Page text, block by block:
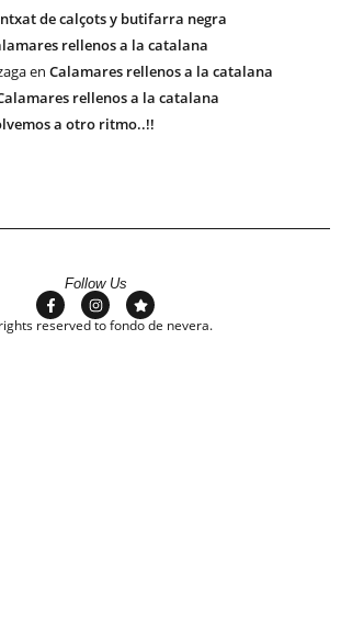
de calçots y butifarra negra
rellenos a la catalana
en Calamares rellenos a la catalana
rellenos a la catalana
a otro ritmo..!!
Follow Us
reserved to fondo de nevera.